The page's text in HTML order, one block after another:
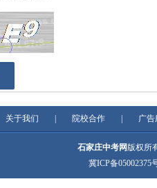
关于我们 院校合作 广
石家庄中考网 版权所
冀ICP备05002375